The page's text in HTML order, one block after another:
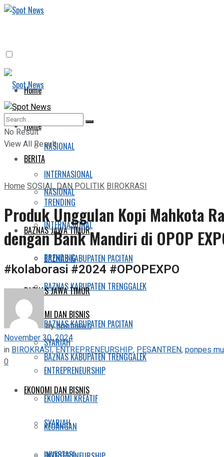
Home
BERITA
NASIONAL
INTERNASIONAL
TRENDING
BAZNAS JAWA TIMUR
BAZNAS KABUPATEN PACITAN
BAZNAS KABUPATEN TRENGGALEK
EKONOMI DAN BISNIS
SYARIAH
ENTREPRENEURSHIP
EKONOMI KREATIF
KEUANGAN
INVESTASI
Home
BERITA
NASIONAL
INTERNASIONAL
TRENDING
BAZNAS JAWA TIMUR
BAZNAS KABUPATEN PACITAN
BAZNAS KABUPATEN TRENGGALEK
EKONOMI DAN BISNIS
SYARIAH
No Result
View All Result
HomeSOSIAL DAN POLITIKBIROKRASI
Produk Unggulan Kopi Mahkota
dengan Bank Mandiri di OPOP
#kolaborasi #2024 #OPOPEXPO
byspotnews
November 30, 2024
in BIROKRASI,ENTREPRENEURSHIP, PESANTREN,ponpes
0